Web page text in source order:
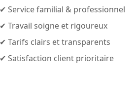
✔ Service familial & professionnel
✔ Travail soigne et rigoureux
✔ Tarifs clairs et transparents
✔ Satisfaction client prioritaire